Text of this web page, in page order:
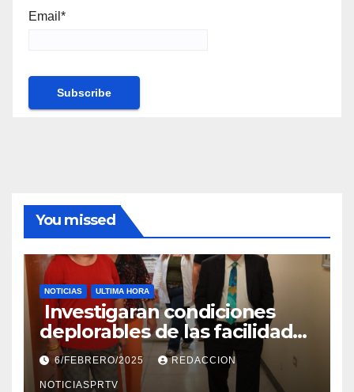
Email*
You missed
NOTICIAS ULTIMA HORA
Investigaran condiciones
deplorables de las facilidades
el Departamento de la Salud
en Mayagüez
6/FEBRERO/2025 REDACCION
NOTICIASPRTV